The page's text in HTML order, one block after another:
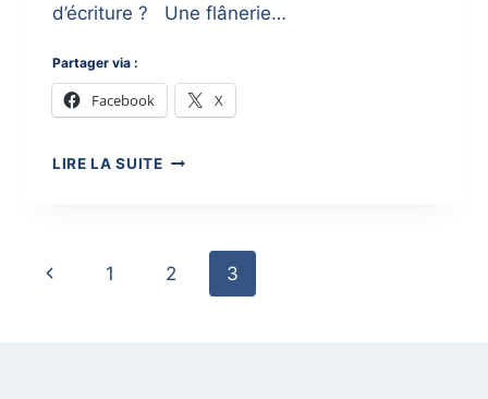
d’écriture ? Une flânerie…
Partager via :
Facebook X
LIRE LA SUITE}
10/08
Page
1 2 3